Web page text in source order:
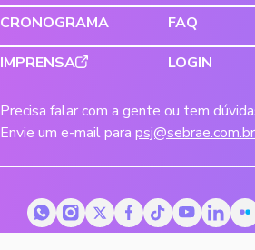
CRONOGRAMA
FAQ
IMPRENSA
LOGIN
Precisa falar com a gente ou tem
Envie um e-mail para psj@sebrae.com.br